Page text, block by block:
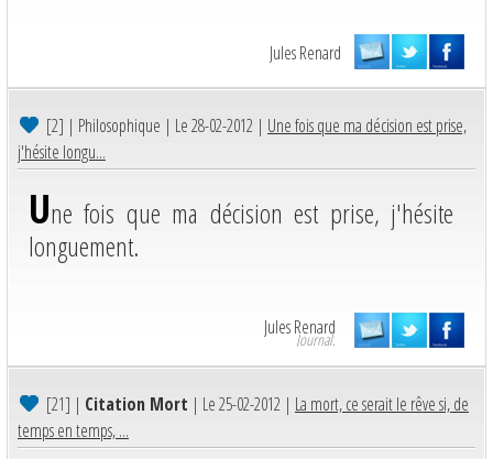
Jules Renard
[2] | Philosophique | Le 28-02-2012 | Une fois que ma décision est prise,
j'hésite longu...
Une fois que ma décision est prise, j'hésite
longuement.
Jules Renard
Journal.
[21] | Citation Mort | Le 25-02-2012 | La mort, ce serait le rêve si, de
temps en temps, ...